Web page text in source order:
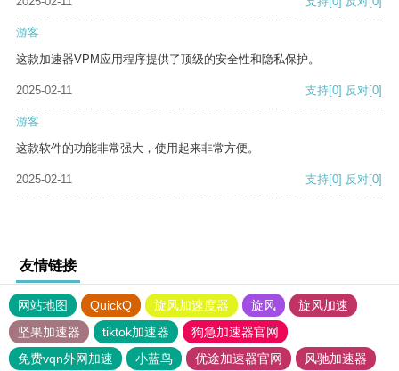
游客
这款加速器VPM应用程序提供了顶级的安全性和隐私保护。
2025-02-11 支持[0] 反对[0]
游客
这款软件的功能非常强大，使用起来非常方便。
2025-02-11 支持[0] 反对[0]
友情链接
网站地图 QuickQ 旋风加速度器 旋风
旋风加速
坚果加速器
tiktok加速器
狗急加速器官网
免费vqn外网加速
小蓝鸟 优途加速器官网 风驰加速器